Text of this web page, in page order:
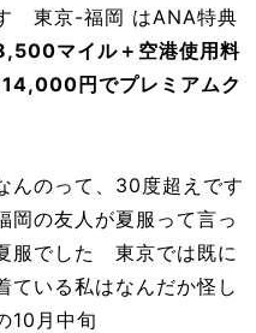
東京-福岡 はANA特典
マイル＋空港使用料
円でプレミアムク
んのって、30度超えです
の友人が夏服って言っ
服でした 東京では既に
ている私はなんだか怪し
10月中旬